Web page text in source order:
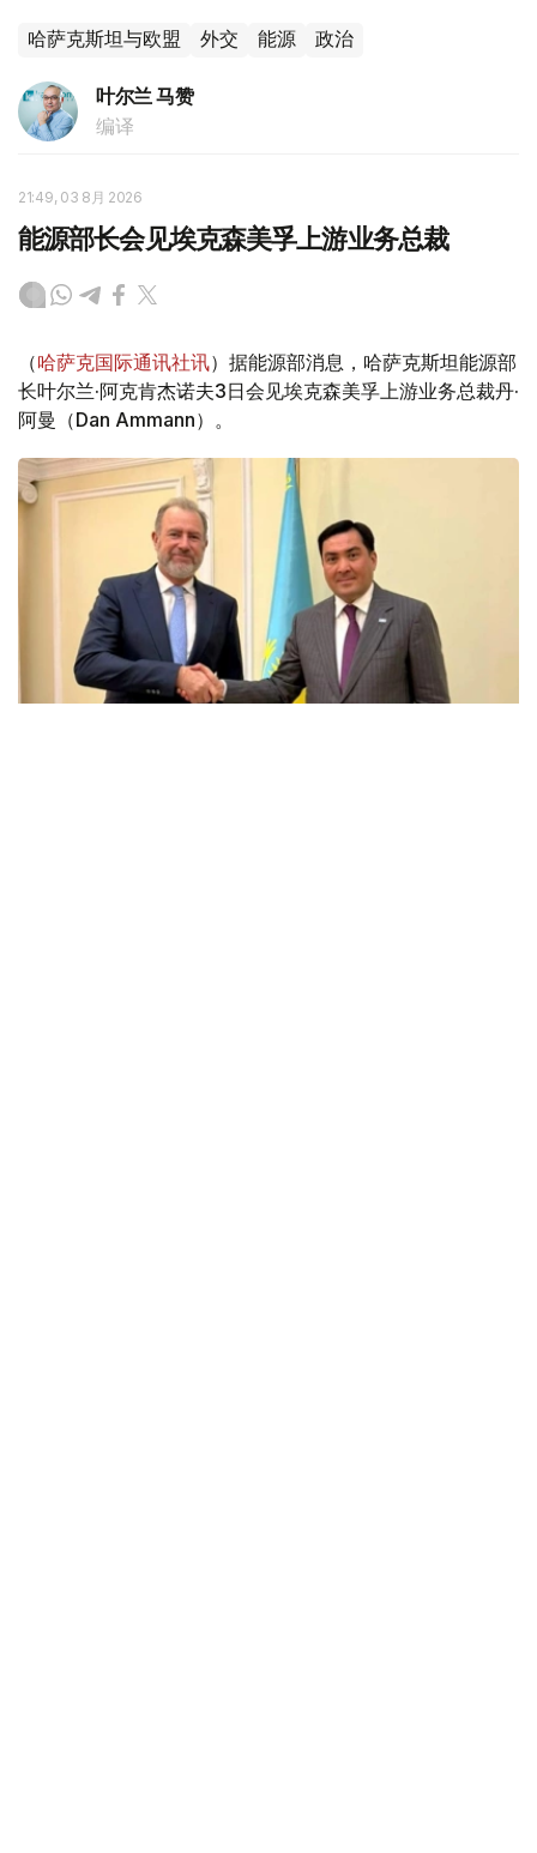
哈萨克斯坦与欧盟 外交 能源 政治
叶尔兰 马赞
编译
21:49, 03 8月 2026
能源部长会见埃克森美孚上游业务总裁
（哈萨克国际通讯社讯）据能源部消息，哈萨克斯坦能源部
长叶尔兰·阿克肯杰诺夫3日会见埃克森美孚上游业务总裁丹·
阿曼（Dan Ammann）。